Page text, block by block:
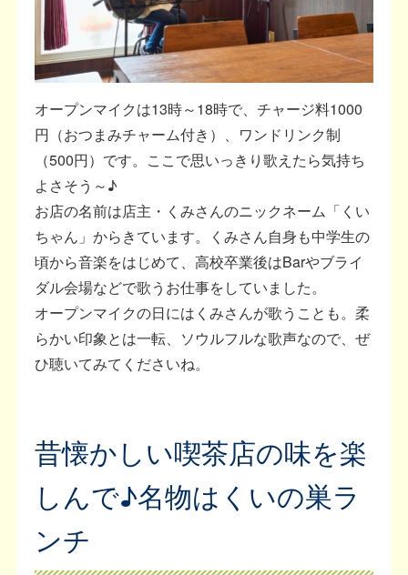
オープンマイクは13時～18時で、チャージ料1000
円（おつまみチャーム付き）、ワンドリンク制
（500円）です。ここで思いっきり歌えたら気持ち
よさそう～♪
お店の名前は店主・くみさんのニックネーム「くい
ちゃん」からきています。くみさん自身も中学生の
頃から音楽をはじめて、高校卒業後はBarやブライ
ダル会場などで歌うお仕事をしていました。
オープンマイクの日にはくみさんが歌うことも。柔
らかい印象とは一転、ソウルフルな歌声なので、ぜ
ひ聴いてみてくださいね。
昔懐かしい喫茶店の味を楽
しんで♪名物はくいの巣ラ
ンチ